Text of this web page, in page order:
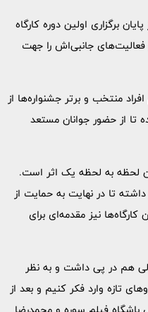
برگزاری اولین دوره کارگاه
فعالیت‌های جانبی‌اش را جهت
منتخب و برتر جشنواره‌ها از
تا از حضور جوانان مستعد
لحظه به لحظه یک اثر است.
تا در نهایت به حمایت از
نیز مقدمه‌ای برای
هم در پی داشت و به نظر
تازه وارد فکر کنیم و بعد از